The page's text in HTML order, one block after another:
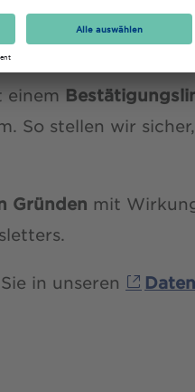
einem
So stellen wir
Gründen mit
in unseren